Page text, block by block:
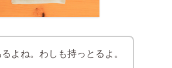
よね。わしも持っとるよ。